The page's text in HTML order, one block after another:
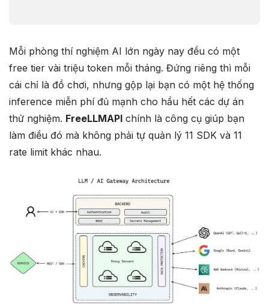
Mỗi phòng thí nghiệm AI lớn ngày nay đều có một
free tier vài triệu token mỗi tháng. Đứng riêng thì mỗi
cái chỉ là đồ chơi, nhưng gộp lại bạn có một hệ thống
inference miễn phí đủ mạnh cho hầu hết các dự án
thử nghiệm. FreeLLMAPI chính là công cụ giúp bạn
làm điều đó mà không phải tự quản lý 11 SDK và 11
rate limit khác nhau.